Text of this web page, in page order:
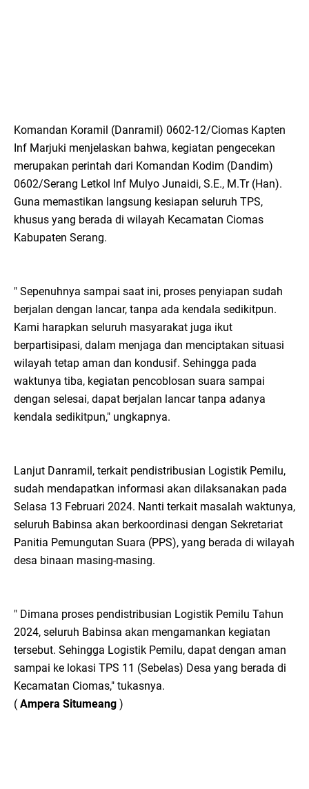
Komandan Koramil (Danramil) 0602-12/Ciomas Kapten
Inf Marjuki menjelaskan bahwa, kegiatan pengecekan
merupakan perintah dari Komandan Kodim (Dandim)
0602/Serang Letkol Inf Mulyo Junaidi, S.E., M.Tr (Han).
Guna memastikan langsung kesiapan seluruh TPS,
khusus yang berada di wilayah Kecamatan Ciomas
Kabupaten Serang.
" Sepenuhnya sampai saat ini, proses penyiapan sudah
berjalan dengan lancar, tanpa ada kendala sedikitpun.
Kami harapkan seluruh masyarakat juga ikut
berpartisipasi, dalam menjaga dan menciptakan situasi
wilayah tetap aman dan kondusif. Sehingga pada
waktunya tiba, kegiatan pencoblosan suara sampai
dengan selesai, dapat berjalan lancar tanpa adanya
kendala sedikitpun," ungkapnya.
Lanjut Danramil, terkait pendistribusian Logistik Pemilu,
sudah mendapatkan informasi akan dilaksanakan pada
Selasa 13 Februari 2024. Nanti terkait masalah waktunya,
seluruh Babinsa akan berkoordinasi dengan Sekretariat
Panitia Pemungutan Suara (PPS), yang berada di wilayah
desa binaan masing-masing.
" Dimana proses pendistribusian Logistik Pemilu Tahun
2024, seluruh Babinsa akan mengamankan kegiatan
tersebut. Sehingga Logistik Pemilu, dapat dengan aman
sampai ke lokasi TPS 11 (Sebelas) Desa yang berada di
Kecamatan Ciomas," tukasnya.
( Ampera Situmeang )